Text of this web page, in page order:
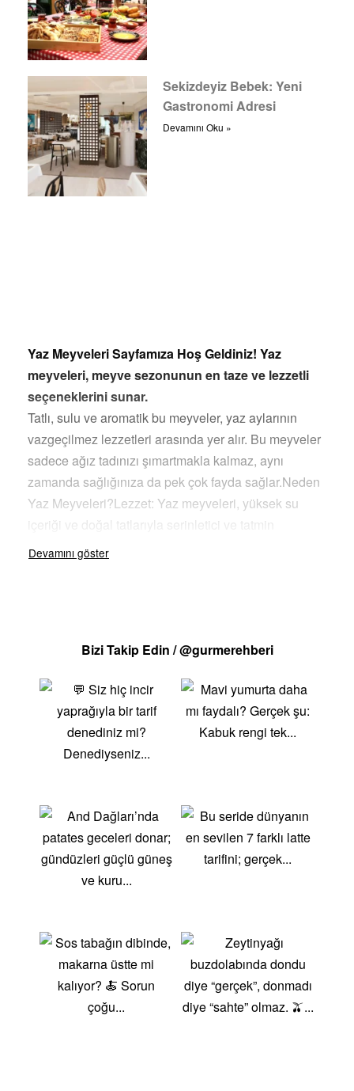
Sekizdeyiz Bebek: Yeni
Gastronomi Adresi
Devamını Oku »
Yaz Meyveleri Sayfamıza Hoş Geldiniz! Yaz
meyveleri, meyve sezonunun en taze ve lezzetli
seçeneklerini sunar.
Tatlı, sulu ve aromatik bu meyveler, yaz aylarının
vazgeçilmez lezzetleri arasında yer alır. Bu meyveler
sadece ağız tadınızı şımartmakla kalmaz, aynı
zamanda sağlığınıza da pek çok fayda sağlar.Neden
Yaz Meyveleri?Lezzet: Yaz meyveleri, yüksek su
içeriği ve doğal tatlarıyla serinletici ve tatmin
edicidir.Besleyicilik: Vitaminler, mineraller ve
Yazın sıcağında ferahlatıcı bir etki sağlar ve su
su içeren bu meyve, yazın serinletici bir seçeneğidir.
Tatlı ve ferahlatıcı yapısıyla mükemmel bir yaz
atıştırmalığıdır.Şeftali: Sulu ve tatlı şeftaliler, yazın en
sevilen meyvelerindendir. Hem çiğ olarak hem de
dolu kirazlar, yaz aylarının vazgeçilmez
meyvelerindendir. Tatlı ve ekşi tatlarıyla çok yönlü bir
şekilde kullanılabilirler.Böğürtlen: Yoğun aroma ve
hafif ekşi tatlarıyla böğürtlenler, hem tatlılarda hem de
salatalarda harika bir seçenek sunar.Şeftali ve Kayısı:
tarifte kullanılabilir. Yüksek vitamin ve mineral
içerikleriyle dikkat çekerler.Yaratıcılığınızı
Konuşturun! !Yaz meyveleri, mutfakta yaratıcı
olmanıza olanak tanır. Meyve salatalarından
smoothielere, tatlılardan reçellere kadar geniş bir tarif
Bizi Takip Edin / @gurmerehberi